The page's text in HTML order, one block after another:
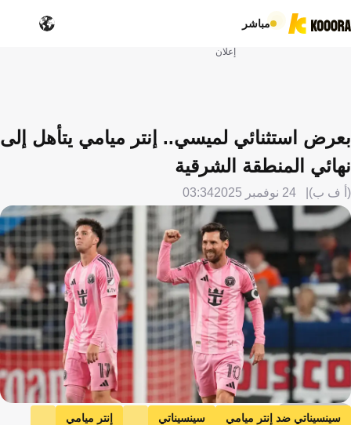
مباشر
إعلان
بعرض استثنائي لميسي.. إنتر ميامي يتأهل إلى
نهائي المنطقة الشرقية
(أ ف ب) 24 نوفمبر 2025 03:34
Getty Images
سينسيناتي ضد إنتر ميامي سينسيناتي
إنتر ميامي